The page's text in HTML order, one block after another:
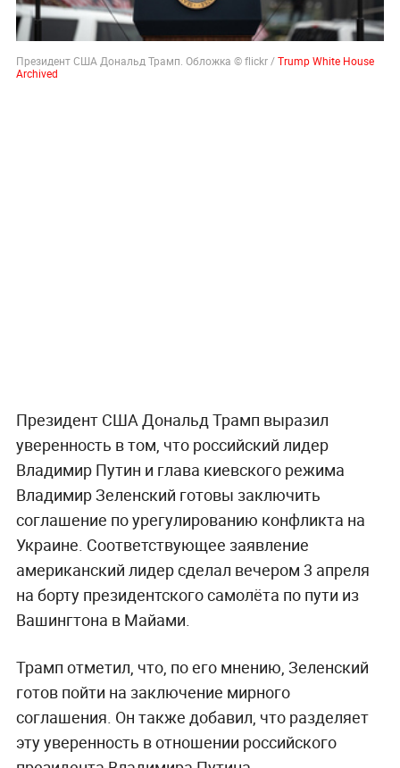
Президент США Дональд Трамп. Обложка © flickr /Trump White House
Archived
Президент США Дональд Трамп выразил
уверенность в том, что российский лидер
Владимир Путин и глава киевского режима
Владимир Зеленский готовы заключить
соглашение по урегулированию конфликта на
Украине. Соответствующее заявление
американский лидер сделал вечером 3 апреля
на борту президентского самолёта по пути из
Вашингтона в Майами.
Трамп отметил, что, по его мнению, Зеленский
готов пойти на заключение мирного
соглашения. Он также добавил, что разделяет
эту уверенность в отношении российского